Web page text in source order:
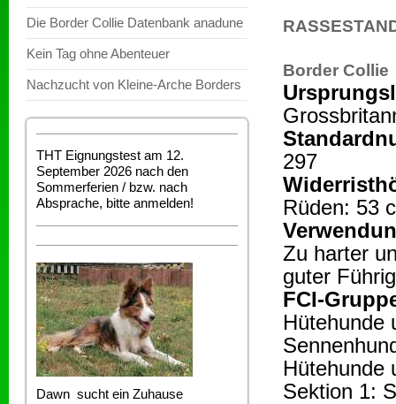
Die Border Collie Datenbank anadune
Kein Tag ohne Abenteuer
Nachzucht von Kleine-Arche Borders
THT Eignungstest am 12.
September 2026 nach den
Sommerferien / bzw. nach
Absprache, bitte anmelden!
Dawn sucht ein Zuhause
Border Collie
297
Rüden: 53
Zu harter
guter
FCI-
Hütehunde
Hütehunde
Sektion 1: